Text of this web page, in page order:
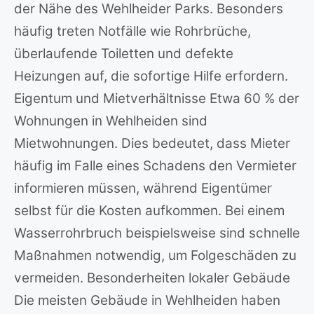
der Nähe des Wehlheider Parks. Besonders
häufig treten Notfälle wie Rohrbrüche,
überlaufende Toiletten und defekte
Heizungen auf, die sofortige Hilfe erfordern.
Eigentum und Mietverhältnisse Etwa 60 % der
Wohnungen in Wehlheiden sind
Mietwohnungen. Dies bedeutet, dass Mieter
häufig im Falle eines Schadens den Vermieter
informieren müssen, während Eigentümer
selbst für die Kosten aufkommen. Bei einem
Wasserrohrbruch beispielsweise sind schnelle
Maßnahmen notwendig, um Folgeschäden zu
vermeiden. Besonderheiten lokaler Gebäude
Die meisten Gebäude in Wehlheiden haben